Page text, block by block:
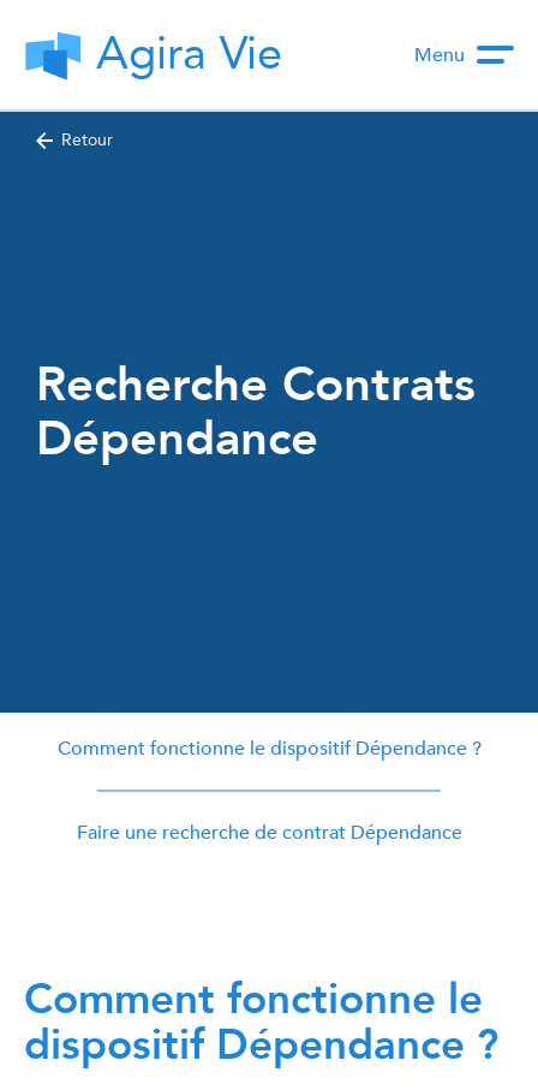
Agira Vie Menu
Retour
Recherche Contrats
Dépendance
Comment fonctionne le dispositif Dépendance ?
Faire une recherche de contrat Dépendance
Comment fonctionne le
dispositif Dépendance ?